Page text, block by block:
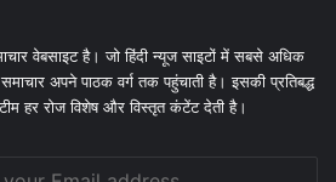
वेबसाइट है। जो हिंदी न्यूज साइटों में सबसे अधिक
अपने पाठक वर्ग तक पहुंचाती है। इसकी प्रतिबद्ध
हर रोज विशेष और विस्तृत कंटेंट देती है।